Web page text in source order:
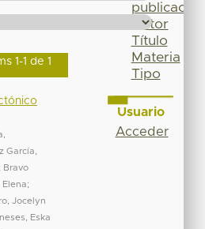
1-1 de 1
García,
Bravo
;
Jocelyn
Eska
publicación
Autor
Título
Materia
Tipo
Usuario
Acceder